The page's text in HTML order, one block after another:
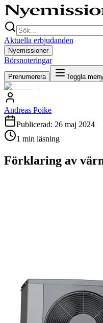
Aktuella erbjudanden
Nyemissioner
Börsnoteringar
Prenumerera Toggla
Andreas Poike
Publicerad: 26 maj 2024
1 min läsning
Förklaring av